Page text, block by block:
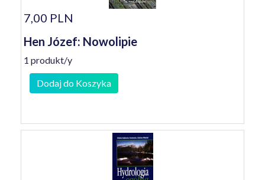
7,00 PLN
Hen Józef: Nowolipie
1 produkt/y
Dodaj do Koszyka